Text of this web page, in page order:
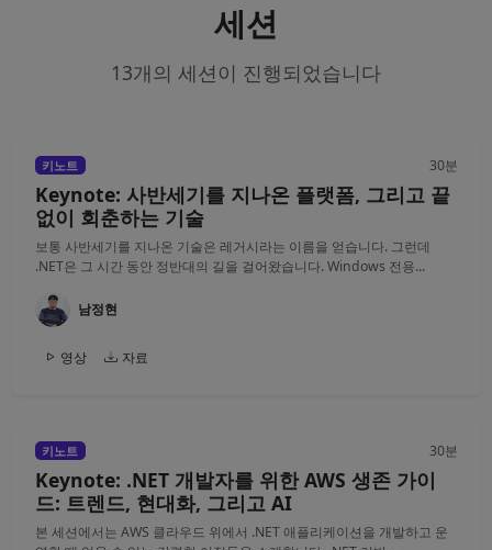
세션
13개의 세션이 진행되었습니다
키노트 30분
Keynote: 사반세기를 지나온 플랫폼, 그리고 끝
없이 회춘하는 기술
보통 사반세기를 지나온 기술은 레거시라는 이름을 얻습니다. 그런데
.NET은 그 시간 동안 정반대의 길을 걸어왔습니다. Windows 전용...
남정현
영상 자료
키노트 30분
Keynote: .NET 개발자를 위한 AWS 생존 가이
드: 트렌드, 현대화, 그리고 AI
본 세션에서는 AWS 클라우드 위에서 .NET 애플리케이션을 개발하고 운